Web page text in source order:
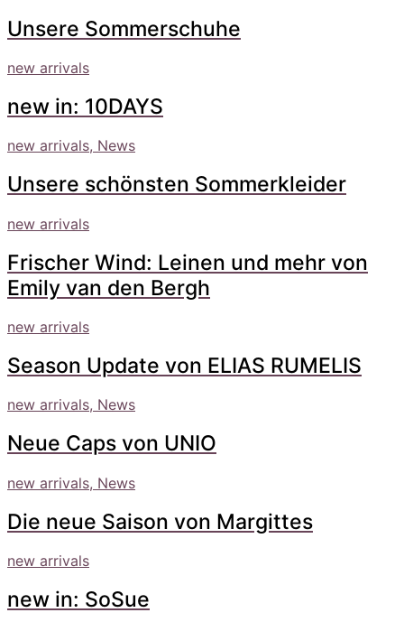
Unsere Sommerschuhe
new arrivals
new in: 10DAYS
new arrivals, News
Unsere schönsten Sommerkleider
new arrivals
Frischer Wind: Leinen und mehr von
Emily van den Bergh
new arrivals
Season Update von ELIAS RUMELIS
new arrivals, News
Neue Caps von UNIO
new arrivals, News
Die neue Saison von Margittes
new arrivals
new in: SoSue